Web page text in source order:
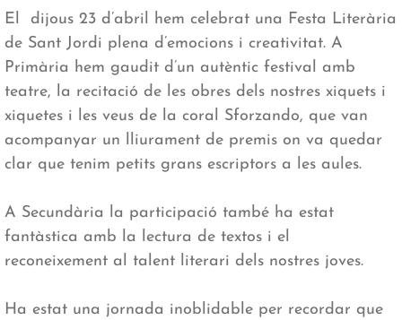
El dijous 23 d’abril hem celebrat una Festa Literària
de Sant Jordi plena d’emocions i creativitat. A
Primària hem gaudit d’un autèntic festival amb
teatre, la recitació de les obres dels nostres xiquets i
xiquetes i les veus de la coral Sforzando, que van
acompanyar un lliurament de premis on va quedar
clar que tenim petits grans escriptors a les aules.
A Secundària la participació també ha estat
fantàstica amb la lectura de textos i el
reconeixement al talent literari dels nostres joves.
Ha estat una jornada inoblidable per recordar que